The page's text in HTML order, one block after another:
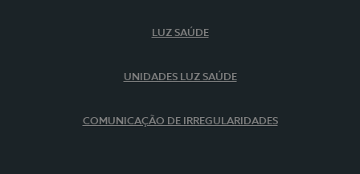
LUZ SAÚDE
UNIDADES LUZ SAÚDE
COMUNICAÇÃO DE IRREGULARIDADES